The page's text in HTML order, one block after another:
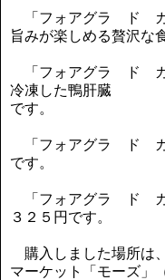
「フォアグラ ド カ
旨みが楽しめる贅沢な
「フォアグラ ド カ
冷凍した鴨肝臓
です。
「フォアグラ ド カ
です。
「フォアグラ ド カ
３２５円です。
購入しました場所は
マーケット「モーズ」